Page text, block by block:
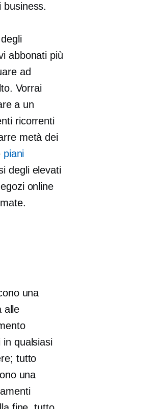
business.
abbonati più
ad
Vorrai
a un
ricorrenti
metà dei
piani
degli elevati
online
una
alle
qualsiasi
tutto
una